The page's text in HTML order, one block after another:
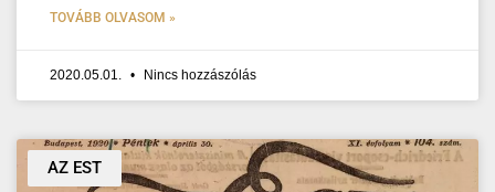
TOVÁBB OLVASOM »
2020.05.01. Nincs hozzászólás
AZ EST